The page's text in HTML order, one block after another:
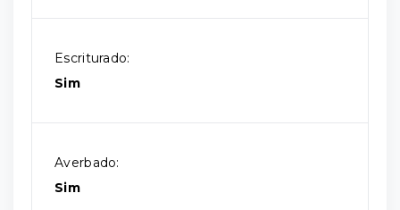
Escriturado:
Sim
Averbado:
Sim